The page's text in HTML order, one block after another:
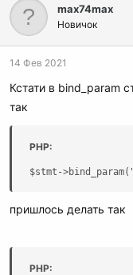
max74max
Новичок
14 Фев 2021
Кстати в bind_param
так
PHP:
$stmt-
пришлось делать так
PHP: